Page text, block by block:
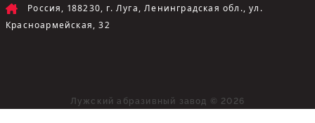
Россия, 188230, г. Луга, Ленинградская обл., ул.
Красноармейская, 32
Лужский абразивный завод © 2026